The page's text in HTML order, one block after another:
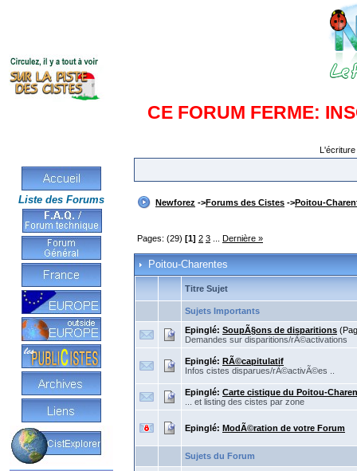
CE FORUM FERME:
Liste des Forums Newforez ->Forums des Cistes ->Poitou-
Pages: (29) [1] 2 3 Dernière »
Poitou-Charentes
Titre Sujet
Sujets Importants
Epinglé: SoupÃ§ons de disparitions
Demandes sur disparitions/rÃ©activations
Epinglé: RÃ©capitulatif
Infos cistes disparues/rÃ©activÃ©es ..
Epinglé: Carte cistique du Poitou-
... et listing des cistes par zone
Epinglé: ModÃ©ration de votre Forum
Sujets du Forum